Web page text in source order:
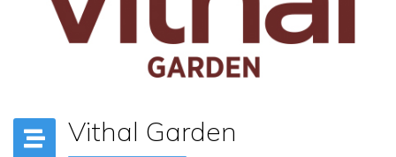
Vithal Garden